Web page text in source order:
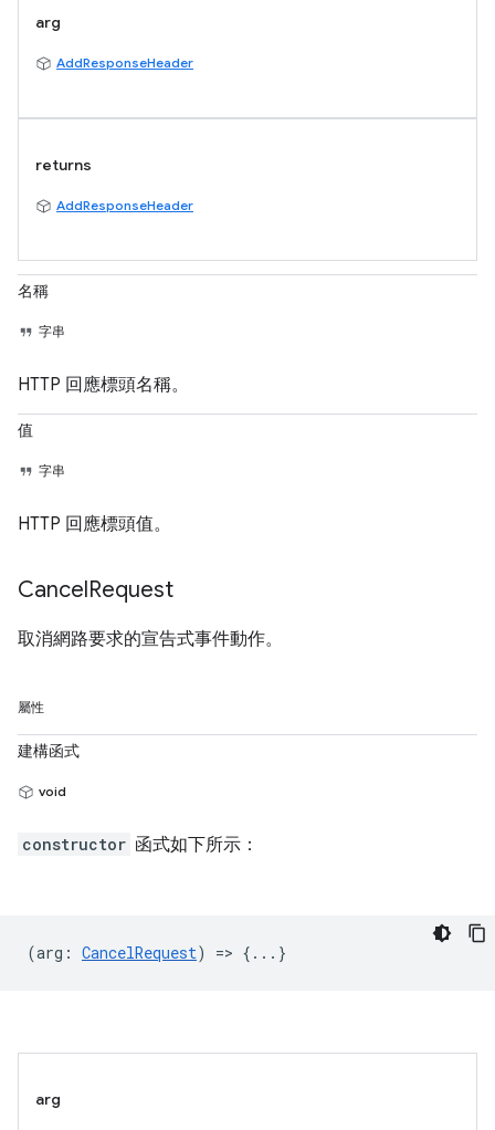
arg
AddResponseHeader
returns
AddResponseHeader
名稱
字串
HTTP 回應標頭名稱。
值
字串
HTTP 回應標頭值。
CancelRequest
取消網路要求的宣告式事件動作。
屬性
建構函式
void
constructor 函式如下所示：
(arg : CancelRequest) => {...}
arg